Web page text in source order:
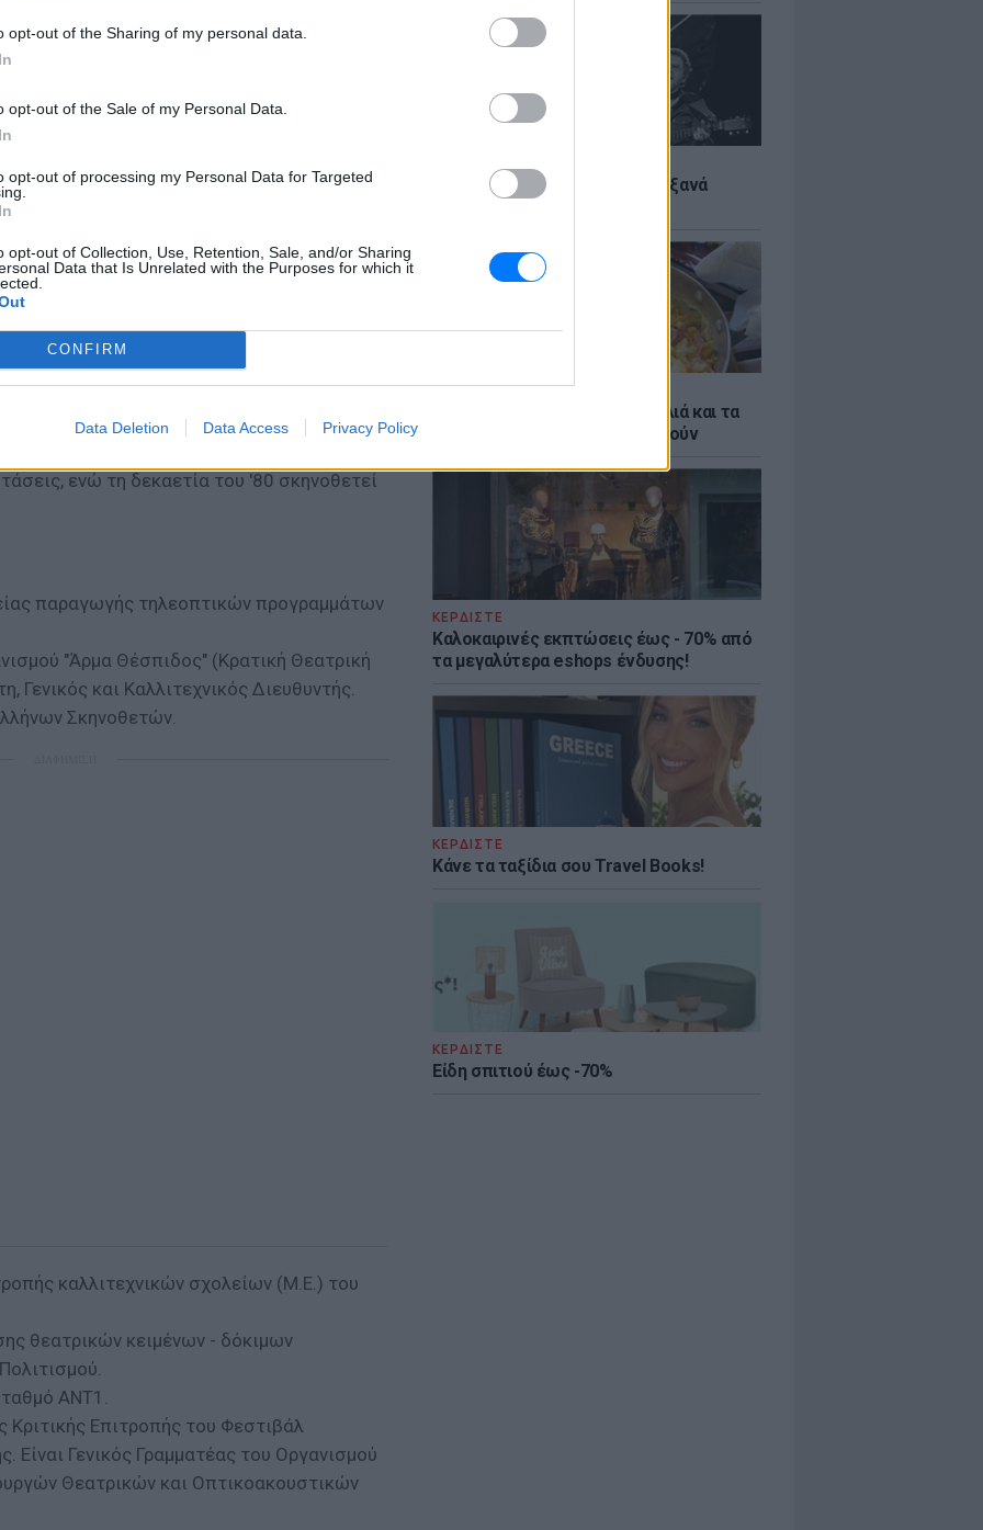
opt-out of the Sharing of my personal data.
opt-out of the Sale of my Personal Data.
opt-out of processing my Personal Data for Targeted
opt-out of Collection, Use, Retention, Sale, and/or Sharing
Data that Is Unrelated with the Purposes for which it
CONFIRM
Data Deletion Data Access Privacy Policy
5 one-hit wonders που έγιναν ξανά
ΕΥ ΖΗΝ
Ελληνικό γιαούρτι: Μία κουταλιά και τα
scrambled eggs θα απογειωθούν
ΚΕΡΔΙΣΤΕ
Καλοκαιρινές εκπτώσεις έως - 70% από
τα μεγαλύτερα eshops ένδυσης!
ΚΕΡΔΙΣΤΕ
Κάνε τα ταξίδια σου Travel Books!
ΚΕΡΔΙΣΤΕ
Είδη σπιτιού έως -70%
καταρχήν στο ραδιόφωνο,
40 θεατρικά έργα και από το 1969 στην
σόου και εορταστικά προγράμματα. Το
σκηνοθετική του καριέρα. Το 1975
με το θέαμα, ιδρύοντας
ταινιών, θεατρικών παραγωγών και
καλλιτεχνικό του βήμα είναι το
σκηνοθεσία, "ανεβάζοντας"
ενώ τη δεκαετία του '80 σκηνοθετεί
παραγωγής τηλεοπτικών προγραμμάτων
"Άρμα Θέσπιδος" (Κρατική Θεατρική
Γενικός και Καλλιτεχνικός Διευθυντής.
Σκηνοθετών.
καλλιτεχνικών σχολείων (Μ.Ε.) του
θεατρικών κειμένων - δόκιμων
ΑΝΤ1.
Κριτικής Επιτροπής του Φεστιβάλ
Είναι Γενικός Γραμματέας του Οργανισμού
Θεατρικών και Οπτικοακουστικών